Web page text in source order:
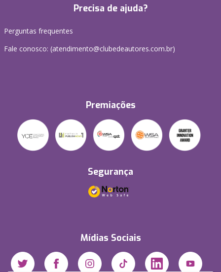
Precisa de ajuda?
Perguntas frequentes
Fale conosco: (atendimento@clubedeautores.com.br)
Premiações
Segurança
Mídias Sociais